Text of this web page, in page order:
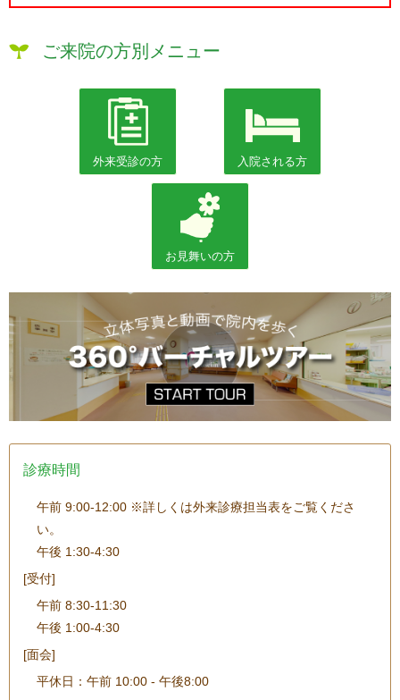
ご来院の方別メニュー
外来受診の方 入院される方
お見舞いの方
診療時間
午前 9:00-12:00 ※詳しくは外来診療担当表をご覧くださ
い。
午後 1:30-4:30
[受付]
午前 8:30-11:30
午後 1:00-4:30
[面会]
平休日：午前 10:00 - 午後8:00